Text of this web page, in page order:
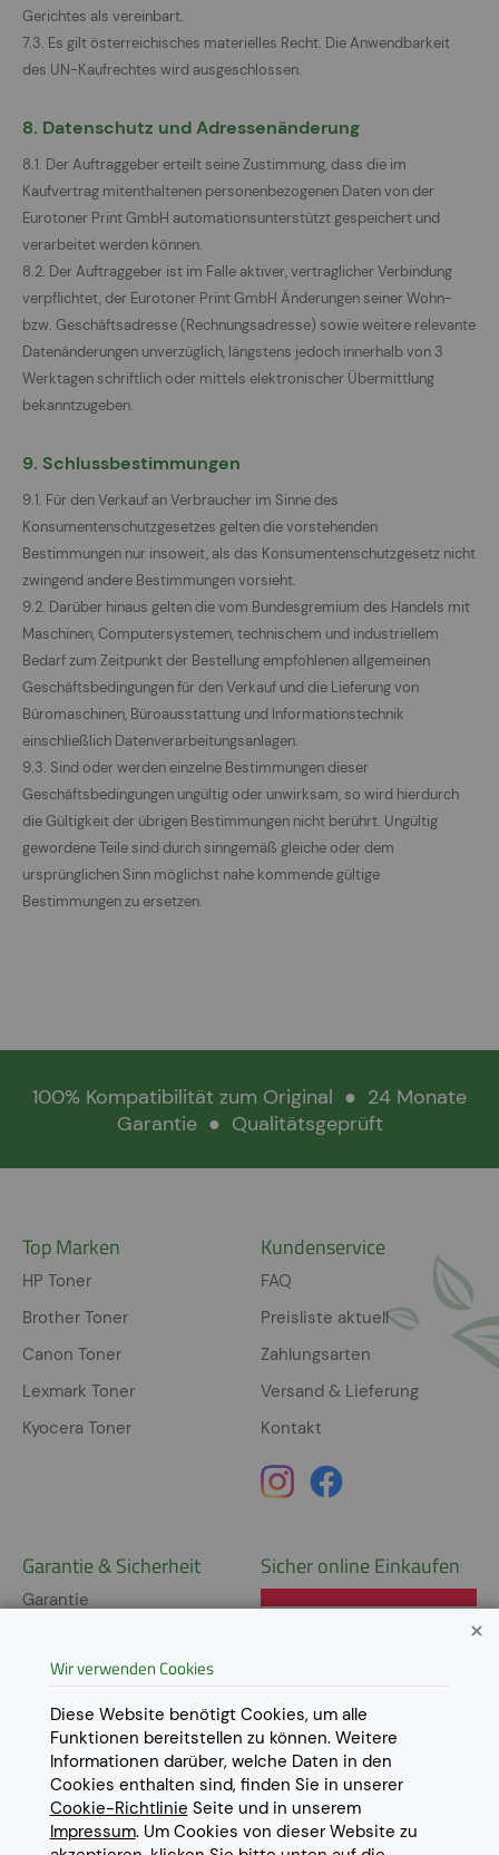
Gerichtes als vereinbart.
7.3. Es gilt österreichisches materielles Recht. Die Anwendbarkeit
des UN-Kaufrechtes wird ausgeschlossen.
8. Datenschutz und Adressenänderung
8.1. Der Auftraggeber erteilt seine Zustimmung, dass die im
Kaufvertrag mitenthaltenen personenbezogenen Daten von der
Eurotoner Print GmbH automationsunterstützt gespeichert und
verarbeitet werden können.
8.2. Der Auftraggeber ist im Falle aktiver, vertraglicher Verbindung
verpflichtet, der Eurotoner Print GmbH Änderungen seiner Wohn-
bzw. Geschäftsadresse (Rechnungsadresse) sowie weitere relevante
Datenänderungen unverzüglich, längstens jedoch innerhalb von 3
Werktagen schriftlich oder mittels elektronischer Übermittlung
bekanntzugeben.
9. Schlussbestimmungen
9.1. Für den Verkauf an Verbraucher im Sinne des
Konsumentenschutzgesetzes gelten die vorstehenden
Bestimmungen nur insoweit, als das Konsumentenschutzgesetz nicht
zwingend andere Bestimmungen vorsieht.
9.2. Darüber hinaus gelten die vom Bundesgremium des Handels mit
Maschinen, Computersystemen, technischem und industriellem
Bedarf zum Zeitpunkt der Bestellung empfohlenen allgemeinen
Geschäftsbedingungen für den Verkauf und die Lieferung von
Büromaschinen, Büroausstattung und Informationstechnik
einschließlich Datenverarbeitungsanlagen.
9.3. Sind oder werden einzelne Bestimmungen dieser
Geschäftsbedingungen ungültig oder unwirksam, so wird hierdurch
die Gültigkeit der übrigen Bestimmungen nicht berührt. Ungültig
gewordene Teile sind durch sinngemäß gleiche oder dem
ursprünglichen Sinn möglichst nahe kommende gültige
Bestimmungen zu ersetzen.
100% Kompatibilität zum Original ● 24 Monate
Garantie ● Qualitätsgeprüft
Top Marken
HP Toner
Brother Toner
Canon Toner
Lexmark Toner
Kyocera Toner
Kundenservice
FAQ
Preisliste aktuell
Zahlungsarten
Versand & Lieferung
Kontakt
Garantie & Sicherheit
Garantie
AGB
Datenschutz
Impressum
Cookie Einstellungen
Sicher online Einkaufen
Lieferungen in weitere Länder
gerne aufAnfrage
Wir verwenden Cookies
Diese Website benötigt Cookies, um alle
Funktionen bereitstellen zu können. Weitere
Informationen darüber, welche Daten in den
Cookies enthalten sind, finden Sie in unserer
Cookie-Richtlinie Seite und in unserem
Impressum. Um Cookies von dieser Website zu